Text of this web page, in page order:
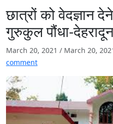
छात्रों को वेदज्ञान
गुरुकुल पौंधा-देहरादून
March 20, 2021 / March 20,
comment